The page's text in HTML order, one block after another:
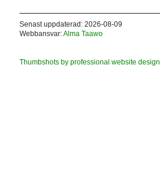
Senast uppdaterad: 2026-08-09
Webbansvar:Alma Taawo
Thumbshots by professional website design